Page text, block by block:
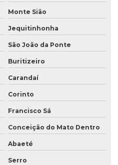
Monte Sião
Jequitinhonha
São João da Ponte
Buritizeiro
Carandaí
Corinto
Francisco Sá
Conceição do Mato Dentro
Abaeté
Serro